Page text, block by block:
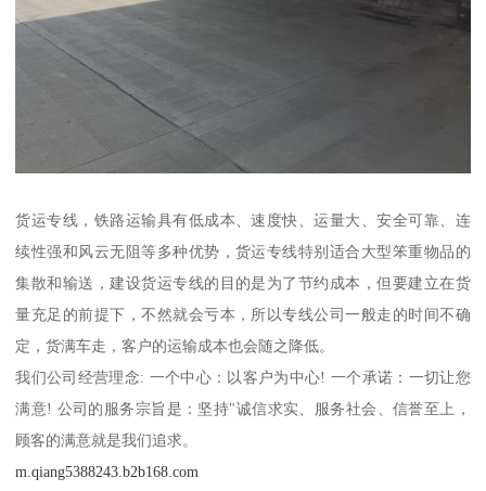
货运专线，铁路运输具有低成本、速度快、运量大、安全可靠、连
续性强和风云无阻等多种优势，货运专线特别适合大型笨重物品的
集散和输送，建设货运专线的目的是为了节约成本，但要建立在货
量充足的前提下，不然就会亏本，所以专线公司一般走的时间不确
定，货满车走，客户的运输成本也会随之降低。
我们公司经营理念: 一个中心：以客户为中心! 一个承诺：一切让您
满意! 公司的服务宗旨是：坚持"诚信求实、服务社会、信誉至上，
顾客的满意就是我们追求。
m.qiang5388243.b2b168.com